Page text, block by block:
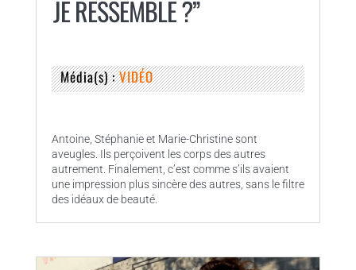
JE RESSEMBLE ?”
Média(s) :VIDÉO
Antoine, Stéphanie et Marie-Christine sont
aveugles. Ils perçoivent les corps des autres
autrement. Finalement, c’est comme s’ils avaient
une impression plus sincère des autres, sans le filtre
des idéaux de beauté.